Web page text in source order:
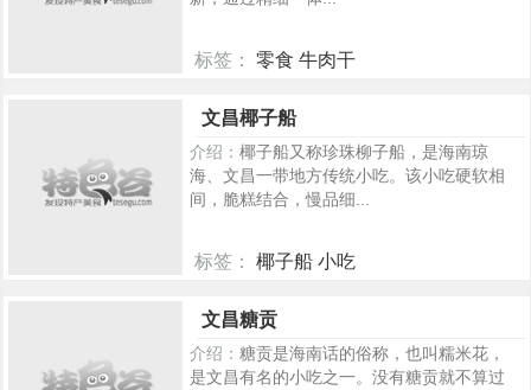
标签： 零食 牛肉干
文昌椰子船
介绍： 椰子船又称珍珠柳子船，是海南琼
海、文昌一带地方传统小吃。该小吃硬软相
间，脆糕结合，慢品细...
标签： 椰子船 小吃
文昌糖贡
介绍： 糖贡是海南话的俗称，也叫糯米花，
是文昌有名的小吃之一。没有糖贡就不算过